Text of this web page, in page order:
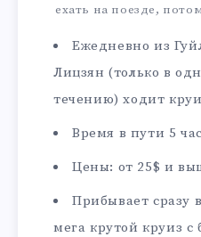
ехать на поезде,
Ежедневно из
Лицзян (только в
течению) ходит
Время в пути 5
Цены: от 25$ и
Прибывает сразу
мега крутой круиз